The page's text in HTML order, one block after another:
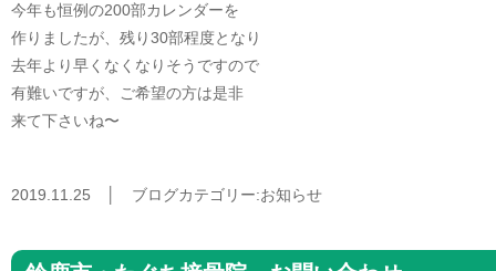
今年も恒例の200部カレンダーを
作りましたが、残り30部程度となり
去年より早くなくなりそうですので
有難いですが、ご希望の方は是非
来て下さいね〜
2019.11.25 │ ブログカテゴリー:お知らせ